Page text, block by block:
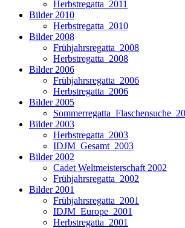
Herbstregatta_2011
Bilder 2010
Herbstregatta_2010
Bilder 2008
Frühjahrsregatta_2008
Herbstregatta_2008
Bilder 2006
Frühjahrsregatta_2006
Herbstregatta_2006
Bilder 2005
Bilder 2003
Herbstregatta_2003
IDJM_Gesamt_2003
Bilder 2002
Cadet Weltmeisterschaft 2002
Frühjahrsregatta_2002
Bilder 2001
Frühjahrsregatta_2001
IDJM_Europe_2001
Herbstregatta_2001